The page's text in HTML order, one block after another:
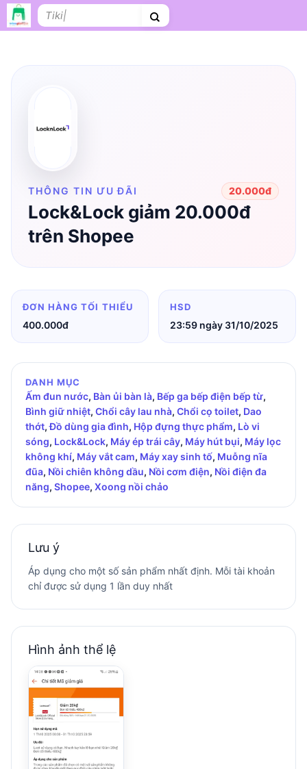
Bỏ
qua
Tìm
kiếm:
THÔNG TIN ƯU ĐÃI 20.000đ
Lock&Lock giảm 20.000đ
trên Shopee
ĐƠN HÀNG TỐI THIỂU
400.000đ
HSD
23:59 ngày 31/10/2025
DANH MỤC
Ấm đun nước, Bàn ủi bàn là, Bếp ga bếp điện bếp từ,
Bình giữ nhiệt, Chổi cây lau nhà, Chổi cọ toilet, Dao
thớt,Đồ dùng gia đình, Hộp đựng thực phẩm, Lò vi
sóng, Lock&Lock, Máy ép trái cây, Máy hút bụi, Máy lọc
không khí, Máy vắt cam, Máy xay sinh tố, Muỗng nĩa
đũa, Nồi chiên không dầu, Nồi cơm điện, Nồi điện đa
năng, Shopee, Xoong nồi chảo
Lưu ý
Áp dụng cho một số sản phẩm nhất định. Mỗi tài khoản
chỉ được sử dụng 1 lần duy nhất
Hình ảnh thể lệ